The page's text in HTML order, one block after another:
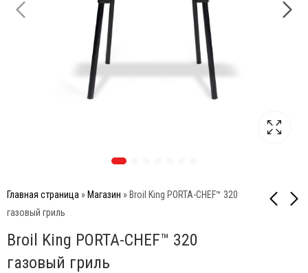
Главная страница » Магазин » Broil King PORTA-CHEF™ 320
газовый гриль
Broil King PORTA-CHEF™ 320
газовый гриль
Pro Iroda O-GRILL 500